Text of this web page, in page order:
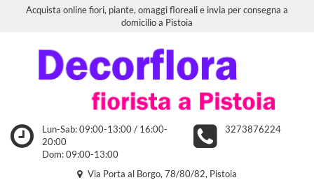
Acquista online fiori, piante, omaggi floreali e invia per consegna a
domicilio a Pistoia
Lun-Sab: 09:00-13:00 / 16:00-
20:00
Dom: 09:00-13:00
3273876224
Via Porta al Borgo, 78/80/82, Pistoia